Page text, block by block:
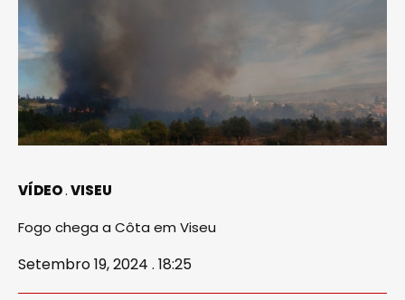
VÍDEO VISEU
Fogo chega a Côta em Viseu
Setembro 19, 2024 . 18:25